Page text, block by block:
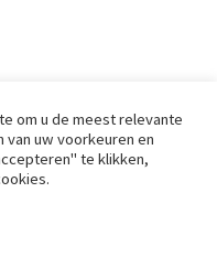
om u de meest relevante
uw voorkeuren en
te klikken,